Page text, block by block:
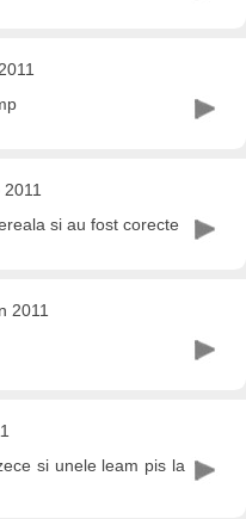
si au fost corecte
2011
si unele leam pis la